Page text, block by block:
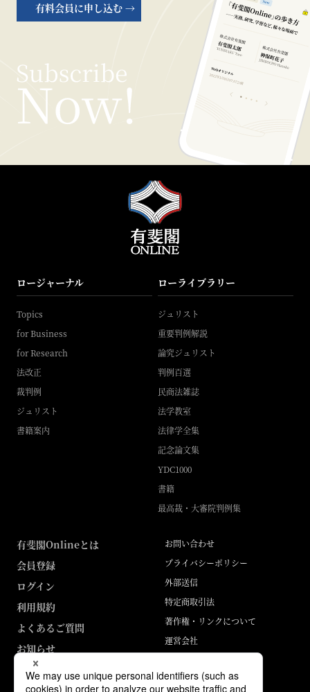
有料会員に申し込む →
ロージャーナル
Topics
for Business
for Research
法改正
裁判例
ジュリスト
書籍案内
ローライブラリー
ジュリスト
重要判例解説
論究ジュリスト
判例百選
民商法雑誌
法学教室
法律学全集
記念論文集
YDC1000
書籍
最高裁・大審院判例集
有斐閣Onlineとは
会員登録
ログイン
利用規約
よくあるご質問
お知らせ
お問い合わせ
プライバシーポリシー
外部送信
特定商取引法
著作権・リンクについて
運営会社